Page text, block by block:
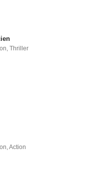
,Thriller
,Action